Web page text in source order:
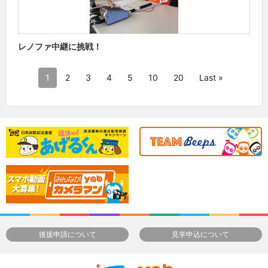
レノファ中継に挑戦！
1 2 3 4 5 10 20 Last »
後援申請について 見学申込について